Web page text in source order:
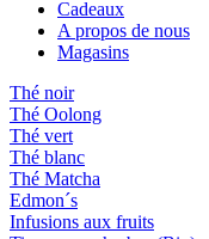
Cadeaux
A propos de nous
Magasins
Thé noir
Thé Oolong
Thé vert
Thé blanc
Thé Matcha
Edmon´s
Infusions aux fruits